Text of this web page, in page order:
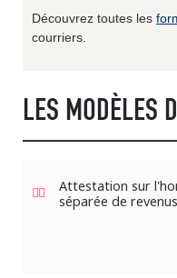
Découvrez toutes les
courriers.
LES MODÈLES
Attestation sur
séparée de revenus